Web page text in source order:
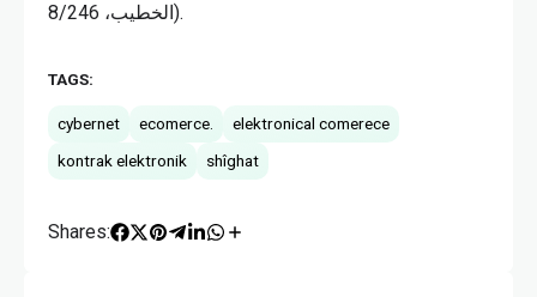
الخطيب، 8/246).
TAGS:
cybernet ecomerce.
elektronical comerece
kontrak elektronik
shîghat
Shares: